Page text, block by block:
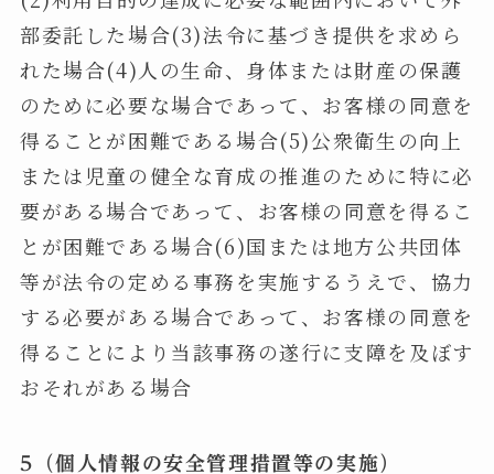
部委託した場合(3)法令に基づき提供を求めら
れた場合(4)人の生命、身体または財産の保護
のために必要な場合であって、お客様の同意を
得ることが困難である場合(5)公衆衛生の向上
または児童の健全な育成の推進のために特に必
要がある場合であって、お客様の同意を得るこ
とが困難である場合(6)国または地方公共団体
等が法令の定める事務を実施するうえで、協力
する必要がある場合であって、お客様の同意を
得ることにより当該事務の遂行に支障を及ぼす
おそれがある場合
5（個人情報の安全管理措置等の実施）